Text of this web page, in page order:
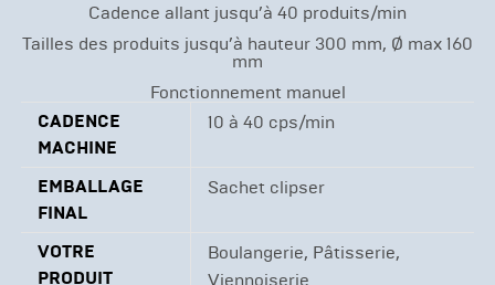
Cadence allant jusqu’à 40 produits/min
Tailles des produits jusqu’à hauteur 300 mm, Ø max 160
mm
Fonctionnement manuel
CADENCE
MACHINE
10 à 40 cps/min
EMBALLAGE
FINAL
Sachet clipser
VOTRE
PRODUIT
Boulangerie, Pâtisserie,
Viennoiserie